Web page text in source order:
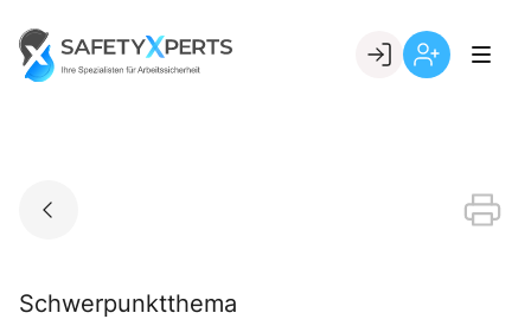
content
Go to landing page.
Schwerpunktthema